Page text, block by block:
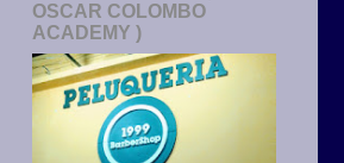
OSCAR COLOMBO
ACADEMY )